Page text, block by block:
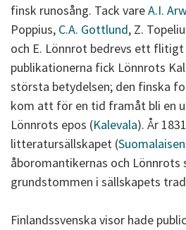
finsk runosång. Tack vareA.I.
Poppius, C.A. Gottlund, Z.
och E. Lönnrot bedrevs ett
publikationerna fick Lönnrots
största betydelsen; den finska
kom att för en tid framåt bli en
Lönnrots epos (Kalevala). År
litteratursällskapet (
åboromantikernas och Lönnrots
grundstommen i sällskapets
Finlandssvenska visor hade